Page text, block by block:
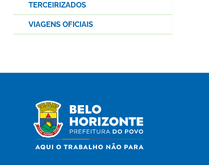
TERCEIRIZADOS
VIAGENS OFICIAIS